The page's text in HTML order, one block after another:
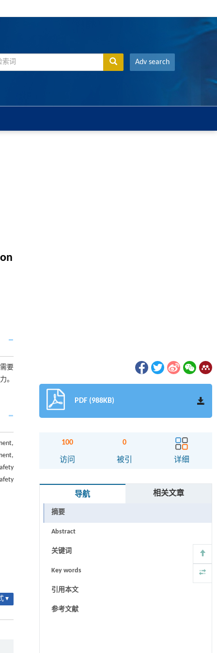
Adv search
要
。
▾
PDF (988KB)
100
访问
0
被引 详细
导航 相关文章
摘要
Abstract
关键词
Key words
引用本文
参考文献